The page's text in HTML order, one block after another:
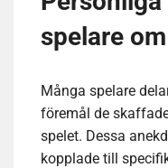
spelare
Många spelare
föremål de
spelet. Dessa
kopplade till